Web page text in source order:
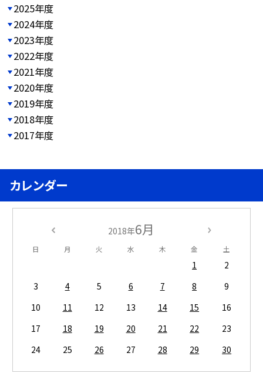
2025年度
2024年度
2023年度
2022年度
2021年度
2020年度
2019年度
2018年度
2017年度
カレンダー
2018年6月
日 月 火 水 木 金 土
1
2
3
4 5 6 7 8
9
10
11 12 13 14 15
16
17
18 19 20 21 22
23
24
25 26 27 28 29 30